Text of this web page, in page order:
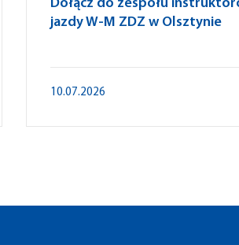
Dołącz do zespołu
jazdy W-M ZDZ w Olsztynie
10.07.2026